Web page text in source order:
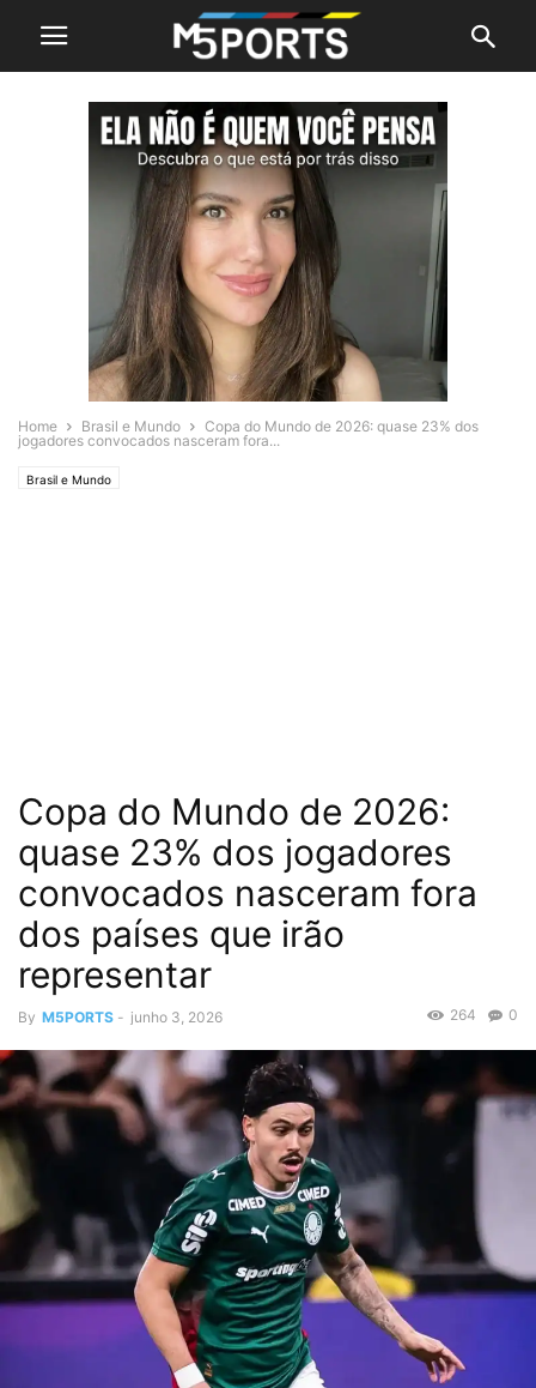
Home Brasil e Mundo
Copa do Mundo de 2026: quase 23% dos
jogadores convocados nasceram fora...
Brasil e Mundo
Copa do Mundo de 2026:
quase 23% dos jogadores
convocados nasceram fora
dos países que irão
representar
By M5PORTS - junho 3, 2026 0
264